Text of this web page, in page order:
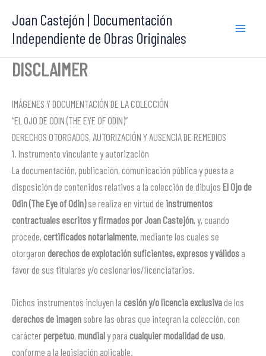
contenido
Joan Castejón | Documentación
Independiente de Obras Originales
DISCLAIMER
IMÁGENES Y DOCUMENTACIÓN DE LA COLECCIÓN
“EL OJO DE ODIN (THE EYE OF ODIN)”
DERECHOS OTORGADOS, AUTORIZACIÓN Y AUSENCIA DE REMEDIOS
1. Instrumento vinculante y autorización
La documentación, publicación, comunicación pública y puesta a
disposición de contenidos relativos a la colección de dibujos El Ojo de
Odin (The Eye of Odin)se realiza en virtud de instrumentos
contractuales escritos y firmados por Joan Castejón, y, cuando
procede,certificados notarialmente, mediante los cuales se
otorgaron derechos de explotación suficientes, expresos y válidos a
favor de sus titulares y/o cesionarios/licenciatarios.
Dichos instrumentos incluyen la cesión y/o licencia exclusivade los
derechos de imagen sobre las obras que integran la colección, con
carácterperpetuo,mundialy para cualquier modalidad de uso,
conforme a la legislación aplicable.